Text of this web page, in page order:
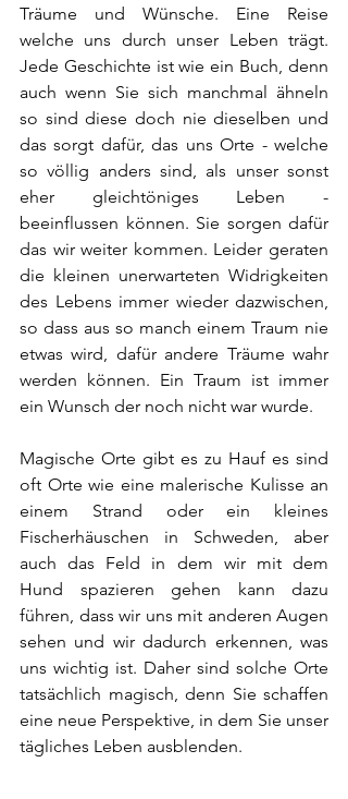
Träume und Wünsche. Eine Reise
welche uns durch unser Leben trägt.
Jede Geschichte ist wie ein Buch, denn
auch wenn Sie sich manchmal ähneln
so sind diese doch nie dieselben und
das sorgt dafür, das uns Orte - welche
so völlig anders sind, als unser sonst
eher gleichtöniges Leben -
beeinflussen können. Sie sorgen dafür
das wir weiter kommen. Leider geraten
die kleinen unerwarteten Widrigkeiten
des Lebens immer wieder dazwischen,
so dass aus so manch einem Traum nie
etwas wird, dafür andere Träume wahr
werden können. Ein Traum ist immer
ein Wunsch der noch nicht war wurde.
Magische Orte gibt es zu Hauf es sind
oft Orte wie eine malerische Kulisse an
einem Strand oder ein kleines
Fischerhäuschen in Schweden, aber
auch das Feld in dem wir mit dem
Hund spazieren gehen kann dazu
führen, dass wir uns mit anderen Augen
sehen und wir dadurch erkennen, was
uns wichtig ist. Daher sind solche Orte
tatsächlich magisch, denn Sie schaffen
eine neue Perspektive, in dem Sie unser
tägliches Leben ausblenden.